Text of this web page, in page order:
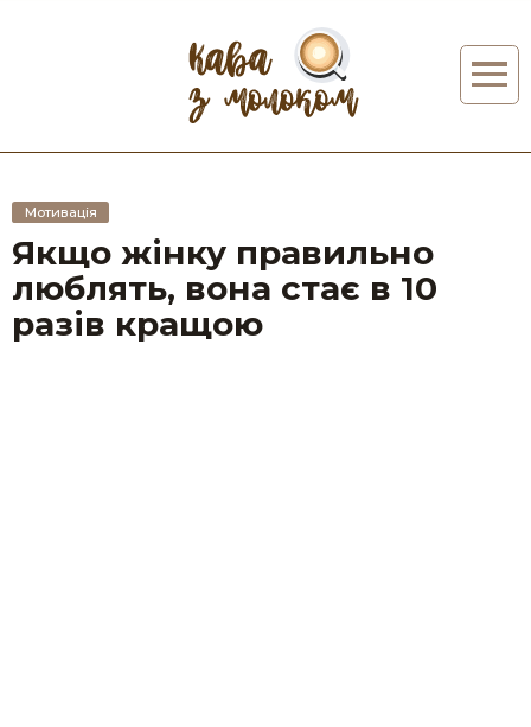
Мотивація
Якщо жінку правильно
люблять, вона стає в 10
разів кращою